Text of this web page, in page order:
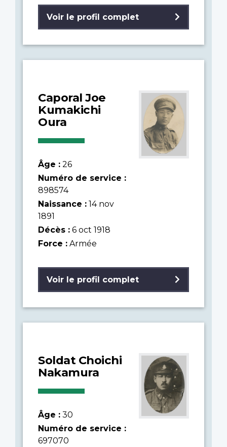
Voir le profil complet
Caporal Joe
Kumakichi
Oura
Âge : 26
Numéro de service :
898574
Naissance : 14 nov
1891
Décès : 6 oct 1918
Force : Armée
Voir le profil complet
Soldat Choichi
Nakamura
Âge : 30
Numéro de service :
697070